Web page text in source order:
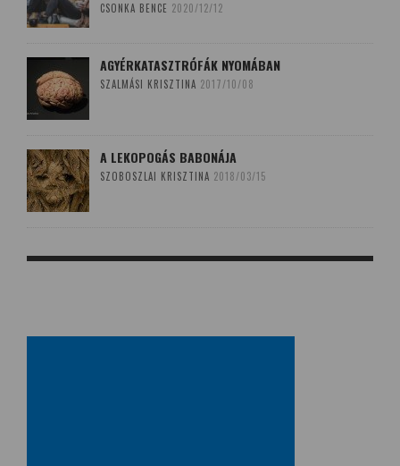
CSONKA BENCE 2020/12/12
AGYÉRKATASZTRÓFÁK NYOMÁBAN
SZALMÁSI KRISZTINA 2017/10/08
A LEKOPOGÁS BABONÁJA
SZOBOSZLAI KRISZTINA 2018/03/15